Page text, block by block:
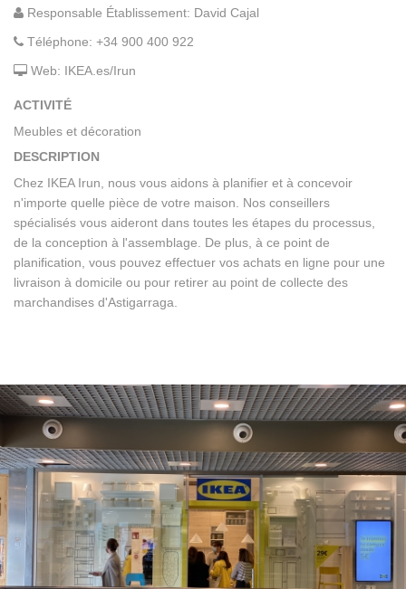
Responsable Établissement: David Cajal
Téléphone: +34 900 400 922
Web: IKEA.es/Irun
ACTIVITÉ
Meubles et décoration
DESCRIPTION
Chez IKEA Irun, nous vous aidons à planifier et à concevoir
n'importe quelle pièce de votre maison. Nos conseillers
spécialisés vous aideront dans toutes les étapes du processus,
de la conception à l'assemblage. De plus, à ce point de
planification, vous pouvez effectuer vos achats en ligne pour une
livraison à domicile ou pour retirer au point de collecte des
marchandises d'Astigarraga.